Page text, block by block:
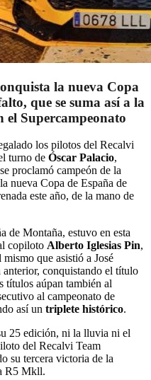
la nueva Copa
que se suma así a la
el Supercampeonato
los pilotos del Recalvi
turno de Óscar Palacio,
proclamó campeón de la
nueva Copa de España de
este año, de la mano de
de Montaña, estuvo en esta
copiloto Alberto Iglesias Pin,
que asistió a José
anterior, conquistando el título
títulos aúpan también al
al campeonato de
así un triplete histórico.
25 edición, ni la lluvia ni el
del Recalvi Team
su tercera victoria de la
R5 Mkll.